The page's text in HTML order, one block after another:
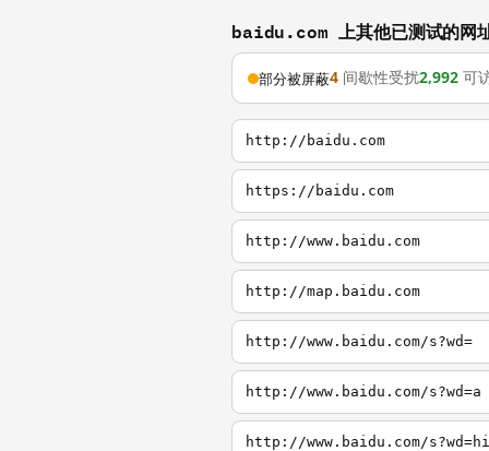
baidu.com 上其他已测试的网
部分被屏蔽4 间歇性受扰2,992 可
http://baidu.com
https://baidu.com
http://www.baidu.com
http://map.baidu.com
http://www.baidu.com/s?wd=
http://www.baidu.com/s?wd=a
http://www.baidu.com/s?wd=hi